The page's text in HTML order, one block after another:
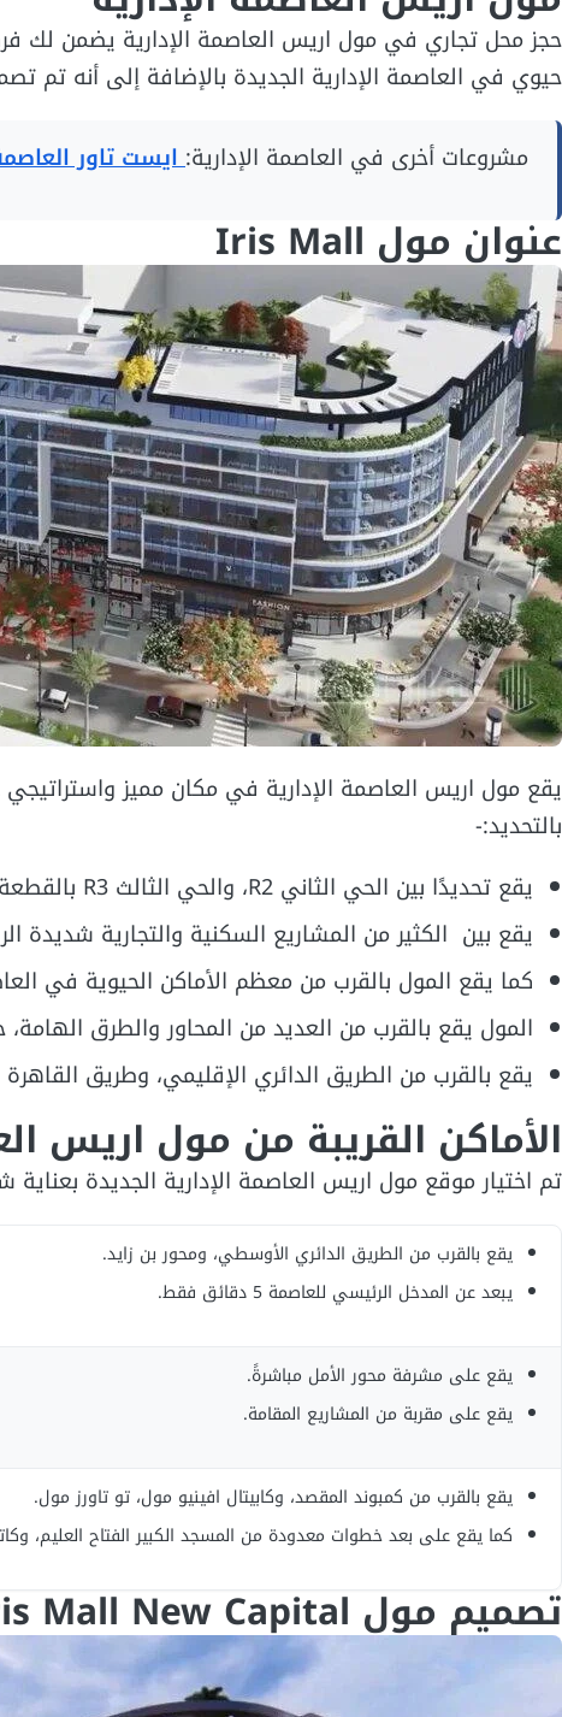
حجز محل تجاري في مول اريس العاصمة الإدارية يضمن لك
حيوي في العاصمة الإدارية الجديدة بالإضافة إلى أنه تم
مشروعات أخرى في العاصمة الإدارية:ايست تاور
عنوان مول Iris Mall
يقع مول اريس العاصمة الإدارية في مكان مميز
بالتحديد:-
يقع تحديدًا بين الحي الثاني R2، والحي الثالث R3 بالقطعة MU 23.
يقع بين الكثير من المشاريع السكنية والتجارية شديدة
كما يقع المول بالقرب من معظم الأماكن الحيوية في
المول يقع بالقرب من العديد من المحاور والطرق
يقع بالقرب من الطريق الدائري الإقليمي، وطريق
الأماكن القريبة من مول اريس
تم اختيار موقع مول اريس العاصمة الإدارية الجديدة
يقع بالقرب من الطريق الدائري الأوسطي، ومحور بن زايد.
يبعد عن المدخل الرئيسي للعاصمة 5 دقائق فقط.
يقع على مشرفة محور الأمل مباشرةً.
يقع على مقربة من المشاريع المقامة.
يقع بالقرب من كمبوند المقصد، وكابيتال افينيو مول، تو تاورز مول.
كما يقع على بعد خطوات معدودة من المسجد الكبير الفتاح العليم،
تصميم مول Iris Mall New Capital